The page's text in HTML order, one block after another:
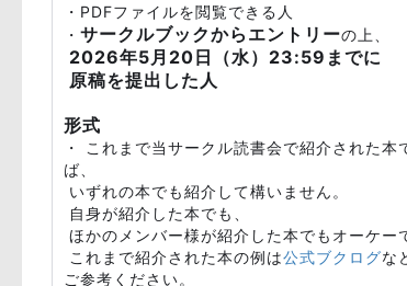
・PDFファイルを閲覧できる人
・ サークルブックからエントリーの上、
2026年5月20日（水）23:59までに
原稿を提出した人
形式
・ これまで当サークル読書会で紹介された本
ば、
いずれの本でも紹介して構いません。
自身が紹介した本でも、
ほかのメンバー様が紹介した本でもオーケー
これまで紹介された本の例は公式ブクログな
ご参考ください。